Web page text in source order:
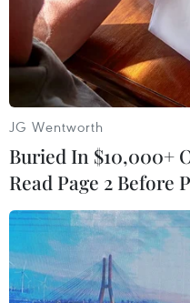
Quỹ vaccine phòng
JG Wentworth
Buried In $10,000+
Read Page 2 Before